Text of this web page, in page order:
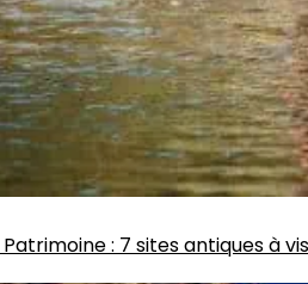
Patrimoine: 7 sites antiques à